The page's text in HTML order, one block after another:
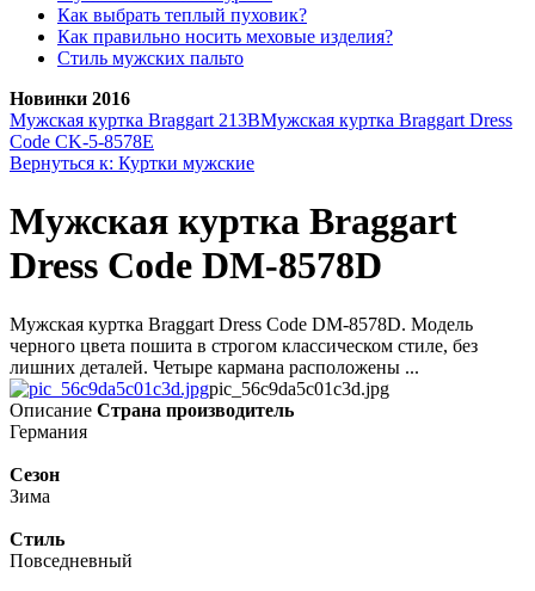
Как выбрать теплый пуховик?
Как правильно носить меховые изделия?
Стиль мужских пальто
Новинки 2016
Мужская куртка Braggart 213BМужская куртка Braggart Dress
Code CK-5-8578E
Вернуться к: Куртки мужские
Мужская куртка Braggart
Dress Code DM-8578D
Мужская куртка Braggart Dress Code DM-8578D. Модель
черного цвета пошита в строгом классическом стиле, без
лишних деталей. Четыре кармана расположены ...
pic_56c9da5c01c3d.jpg
Описание Страна производитель
Германия
Сезон
Зима
Стиль
Повседневный